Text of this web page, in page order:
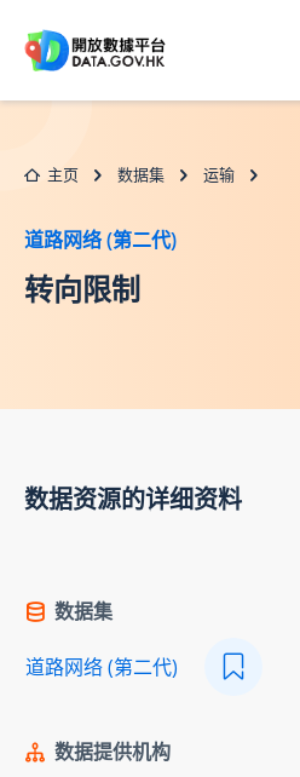
主页 数据集 运输
道路网络 (第二代)
转向限制
数据资源的详细资料
数据集
道路网络 (第二代)
数据提供机构